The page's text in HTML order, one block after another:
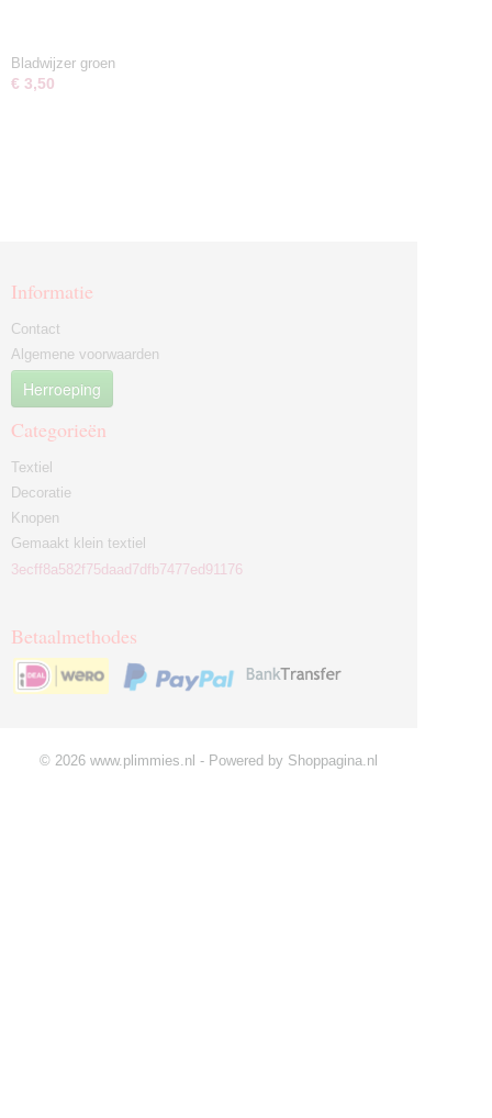
Bladwijzer groen
€ 3,50
Informatie
Contact
Algemene voorwaarden
Herroeping
Categorieën
Textiel
Decoratie
Knopen
Gemaakt klein textiel
3ecff8a582f75daad7dfb7477ed91176
Betaalmethodes
© 2026 www.plimmies.nl - Powered by Shoppagina.nl